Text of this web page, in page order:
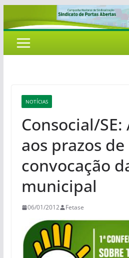
para
conteúdo
NOTÍCIAS
Consocial/
aos prazos de
convocação
municipal
06/01/2012 Fetase